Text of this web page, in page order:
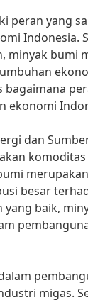
peran yang
Indonesia.
minyak bumi
bagaimana
ekonomi
dan
besar
yang baik,
migas.